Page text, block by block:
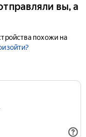
вы, а
похожи на